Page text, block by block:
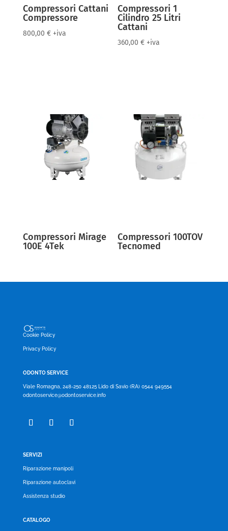
Compressori Cattani
Compressore
800,00 € +iva
Compressori 1
Cilindro 25 Litri
Cattani
360,00€ +iva
Compressori Mirage
100E 4Tek
Compressori 100TOV
Tecnomed
Cookie Policy
Privacy Policy
ODONTO SERVICE
Viale Romagna, 248-250 48125 Lido di Savio (RA) 0544 949554
odontoservice@odontoservice.info
SERVIZI
Riparazione manipoli
Riparazione autoclavi
Assistenza studio
CATALOGO